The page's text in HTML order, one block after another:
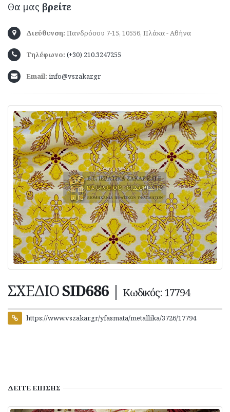
Θα μας βρείτε
Διεύθυνση: Πανδρόσου 7-15, 10556, Πλάκα - Αθήνα
Τηλέφωνο: (+30) 210.3247255
Email: info@vszakar.gr
ΣΧΕΔΙΟSID686 | Κωδικός: 17794
https://www.vszakar.gr/yfasmata/metallika/3726/17794
ΔΕΙΤΕΕΠΙΣΗΣ